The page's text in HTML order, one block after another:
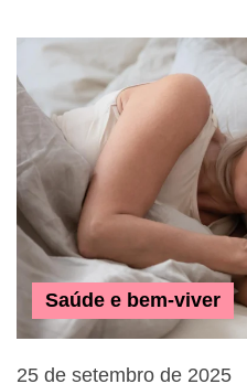
Saúde e bem-viver
25 de setembro de 2025